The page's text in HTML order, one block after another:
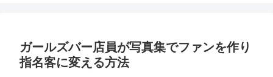
ガールズバー店員が写真集でファンを作り
指名客に変える方法